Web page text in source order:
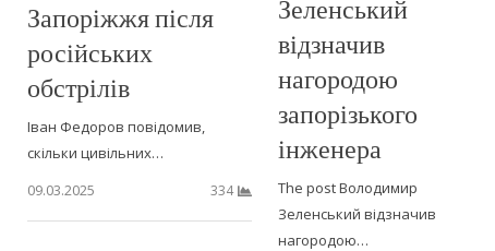
Запоріжжя після
російських
обстрілів
Іван Федоров повідомив,
скільки цивільних…
09.03.2025
334
Зеленський
відзначив
нагородою
запорізького
інженера
The post Володимир
Зеленський відзначив
нагородою…